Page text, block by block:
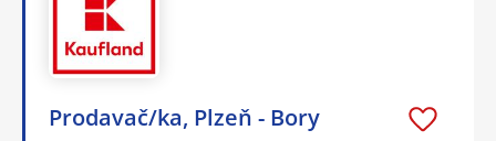
Prodavač/ka, Plzeň - Bory